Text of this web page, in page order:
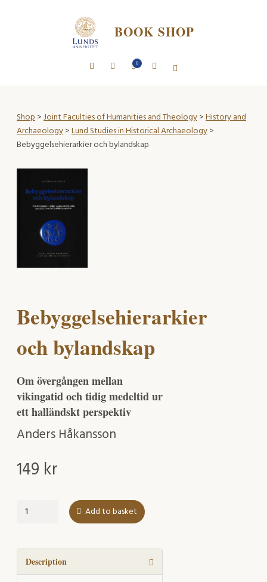
BOOK SHOP
0
Shop>Joint Faculties of Humanities and Theology>History and
Archaeology>Lund Studies in Historical Archaeology>
Bebyggelsehierarkier och bylandskap
Bebyggelsehierarkier
och bylandskap
Om övergången mellan
vikingatid och tidig medeltid ur
ett halländskt perspektiv
Anders Håkansson
149 kr
Bebyggelsehierarkier
quantity
Add to basket
Description